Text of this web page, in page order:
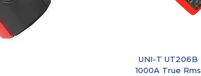
UNI-T UT206B
1000A True Rms